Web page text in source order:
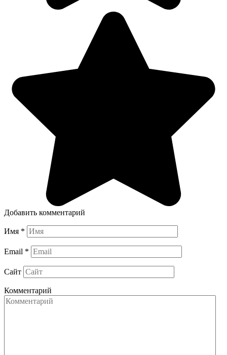
Добавить комментарий
Имя *
Email *
Сайт
Комментарий